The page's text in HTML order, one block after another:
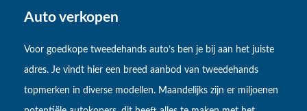
Auto verkopen
Voor goedkope tweedehands auto’s ben je bij aan het juiste
adres. Je vindt hier een breed aanbod van tweedehands
topmerken in diverse modellen. Maandelijks zijn er miljoenen